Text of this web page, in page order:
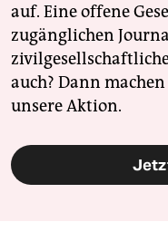
auf. Eine offene
zugänglichen
auch? Dann
unsere Aktion.